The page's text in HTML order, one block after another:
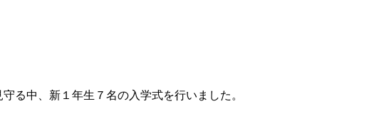
る中、新１年生７名の入学式を行いました。